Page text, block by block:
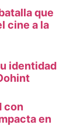
que
cine a la
identidad
con
en